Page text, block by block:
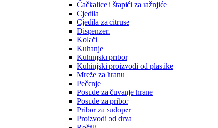
Čačkalice i štapići za ražnjiće
Cjedila
Cjedila za citruse
Dispenzeri
Kolači
Kuhanje
Kuhinjski pribor
Kuhinjski proizvodi od plastike
Mreže za hranu
Pečenje
Posude za čuvanje hrane
Posude za pribor
Pribor za sudoper
Proizvodi od drva